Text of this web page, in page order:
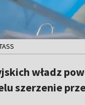
władz
szerzenie